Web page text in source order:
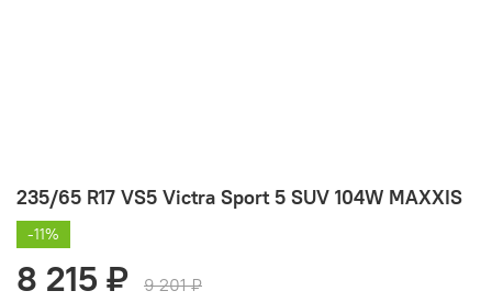
235/65 R17 VS5 Victra Sport 5 SUV 104W MAXXIS
-11%
8 215 ₽ 9 201 ₽